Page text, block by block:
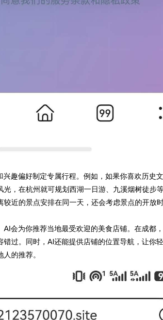
趣偏好制定专属行程。例如，如果你喜欢历史
光，在杭州就可规划西湖一日游、九溪烟树徒步
近的景点安排在同一天，还会考虑景点的开放
AI会为你推荐当地最受欢迎的美食店铺。在成都
过。同时，AI还能提供店铺的位置导航，让你
的推荐。